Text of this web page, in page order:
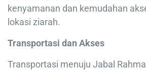
kenyamanan dan kemudahan
lokasi ziarah.
Transportasi dan Akses
Transportasi menuju Jabal